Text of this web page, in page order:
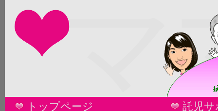
マ
トップページ
託児